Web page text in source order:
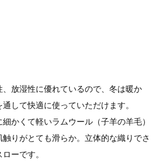
放湿性に優れているので、冬は暖か
して快適に使っていただけます。
かくて軽いラムウール（子羊の羊毛）
りがとても滑らか。立体的な織りでさ
ーです。